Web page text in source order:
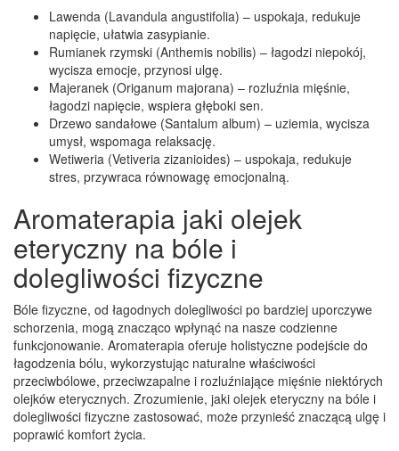
Lawenda (Lavandula angustifolia) – uspokaja, redukuje
napięcie, ułatwia zasypianie.
Rumianek rzymski (Anthemis nobilis) – łagodzi niepokój,
wycisza emocje, przynosi ulgę.
Majeranek (Origanum majorana) – rozluźnia mięśnie,
łagodzi napięcie, wspiera głęboki sen.
Drzewo sandałowe (Santalum album) – uziemia, wycisza
umysł, wspomaga relaksację.
Wetiweria (Vetiveria zizanioides) – uspokaja, redukuje
stres, przywraca równowagę emocjonalną.
Aromaterapia jaki olejek
eteryczny na bóle i
dolegliwości fizyczne
Bóle fizyczne, od łagodnych dolegliwości po bardziej uporczywe
schorzenia, mogą znacząco wpłynąć na nasze codzienne
funkcjonowanie. Aromaterapia oferuje holistyczne podejście do
łagodzenia bólu, wykorzystując naturalne właściwości
przeciwbólowe, przeciwzapalne i rozluźniające mięśnie niektórych
olejków eterycznych. Zrozumienie, jaki olejek eteryczny na bóle i
dolegliwości fizyczne zastosować, może przynieść znaczącą ulgę i
poprawić komfort życia.